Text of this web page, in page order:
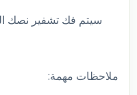
سيتم فك تشفير نصك
ملاحظات مهمة: